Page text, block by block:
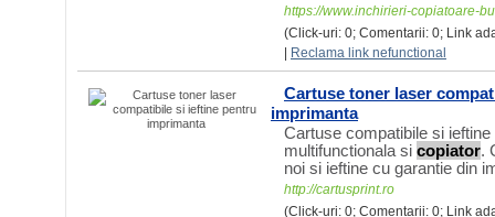
https://www.inchirieri-copiatoare-
(Click-uri: 0; Comentarii: 0; Link
Reclama link nefunctional
Cartuse toner laser
imprimanta
Cartuse compatibile si
multifunctionala si copiator.
noi si ieftine cu garantie din
http://cartusprint.ro
(Click-uri: 0; Comentarii: 0; Link